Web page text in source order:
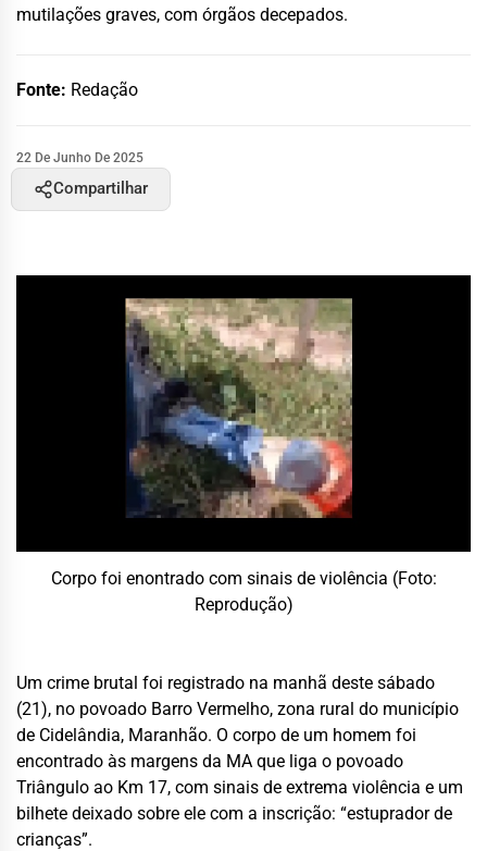
mutilações graves, com órgãos decepados.
Fonte: Redação
22 De Junho De 2025
Compartilhar
Corpo foi enontrado com sinais de violência (Foto:
Reprodução)
Um crime brutal foi registrado na manhã deste sábado
(21), no povoado Barro Vermelho, zona rural do município
de Cidelândia, Maranhão. O corpo de um homem foi
encontrado às margens da MA que liga o povoado
Triângulo ao Km 17, com sinais de extrema violência e um
bilhete deixado sobre ele com a inscrição: “estuprador de
crianças”.